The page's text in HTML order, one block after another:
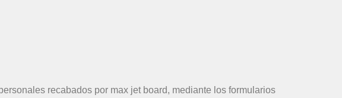
recabados por max jet board, mediante los formularios